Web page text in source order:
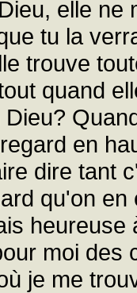
elle
tu la
trouve
quand
en
dire tant
qu'on
moi des
je me